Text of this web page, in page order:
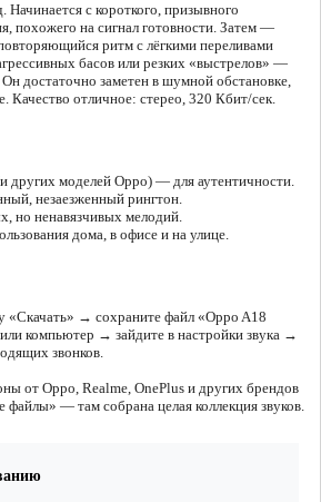
с короткого, призывного
похожего на сигнал готовности. Затем —
ритм с лёгкими переливами
басов или резких «выстрелов» —
Он достаточно заметен в шумной обстановке,
Качество отличное: стерео, 320 Кбит/сек.
других моделей Oppo) — для аутентичности.
незаезженный рингтон.
но ненавязчивых мелодий.
дома, в офисе и на улице.
→ сохраните файл «Oppo A18
компьютер → зайдите в настройки звука →
звонков.
от Oppo, Realme, OnePlus и других брендов
— там собрана целая коллекция звуков.